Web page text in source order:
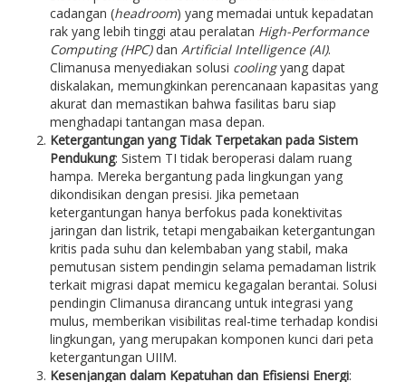
cadangan (headroom) yang memadai untuk kepadatan
rak yang lebih tinggi atau peralatan High-Performance
Computing (HPC)dan Artificial Intelligence (AI).
Climanusa menyediakan solusi coolingyang dapat
diskalakan, memungkinkan perencanaan kapasitas yang
akurat dan memastikan bahwa fasilitas baru siap
menghadapi tantangan masa depan.
Ketergantungan yang Tidak Terpetakan pada Sistem
Pendukung: Sistem TI tidak beroperasi dalam ruang
hampa. Mereka bergantung pada lingkungan yang
dikondisikan dengan presisi. Jika pemetaan
ketergantungan hanya berfokus pada konektivitas
jaringan dan listrik, tetapi mengabaikan ketergantungan
kritis pada suhu dan kelembaban yang stabil, maka
pemutusan sistem pendingin selama pemadaman listrik
terkait migrasi dapat memicu kegagalan berantai. Solusi
pendingin Climanusa dirancang untuk integrasi yang
mulus, memberikan visibilitas real-time terhadap kondisi
lingkungan, yang merupakan komponen kunci dari peta
ketergantungan UIIM.
Kesenjangan dalam Kepatuhan dan Efisiensi Energi: